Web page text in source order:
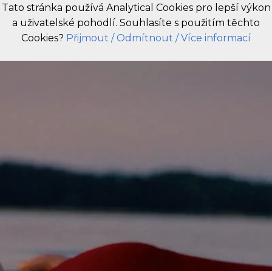
CZ
Tato stránka používá Analytical Cookies pro lepší výkon
a uživatelské pohodlí. Souhlasíte s použitím těchto
Cookies? Přijmout / Odmítnout / Více informací